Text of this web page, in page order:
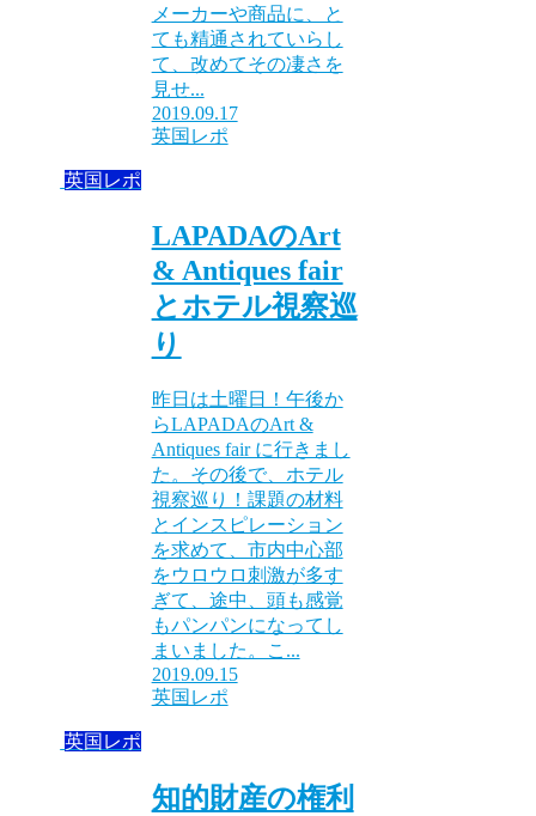
メーカーや商品に、と
ても精通されていらし
て、改めてその凄さを
見せ...
2019.09.17
英国レポ
英国レポ
LAPADAのArt
& Antiques fair
とホテル視察巡
り
昨日は土曜日！午後か
らLAPADAのArt &
Antiques fair に行きまし
た。その後で、ホテル
視察巡り！課題の材料
とインスピレーション
を求めて、市内中心部
をウロウロ刺激が多す
ぎて、途中、頭も感覚
もパンパンになってし
まいました。こ...
2019.09.15
英国レポ
英国レポ
知的財産の権利